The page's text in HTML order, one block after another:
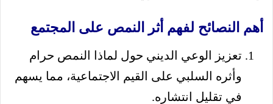
أهم النصائح لفهم أثر النمص على المجتمع
تعزيز الوعي الديني حول لماذا النمص حرام
وأثره السلبي على القيم الاجتماعية، مما يسهم
في تقليل انتشاره.